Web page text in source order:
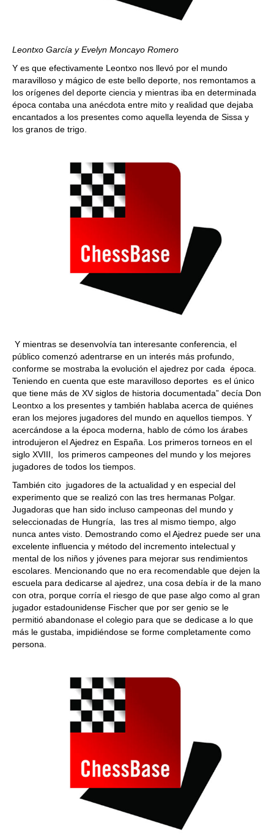
Leontxo García y Evelyn Moncayo Romero
Y es que efectivamente Leontxo nos llevó por el mundo
maravilloso y mágico de este bello deporte, nos remontamos a
los orígenes del deporte ciencia y mientras iba en determinada
época contaba una anécdota entre mito y realidad que dejaba
encantados a los presentes como aquella leyenda de Sissa y
los granos de trigo.
Y mientras se desenvolvía tan interesante conferencia, el
público comenzó adentrarse en un interés más profundo,
conforme se mostraba la evolución el ajedrez por cada época.
Teniendo en cuenta que este maravilloso deportes es el único
que tiene más de XV siglos de historia documentada” decía Don
Leontxo a los presentes y también hablaba acerca de quiénes
eran los mejores jugadores del mundo en aquellos tiempos. Y
acercándose a la época moderna, hablo de cómo los árabes
introdujeron el Ajedrez en España. Los primeros torneos en el
siglo XVIII, los primeros campeones del mundo y los mejores
jugadores de todos los tiempos.
También cito jugadores de la actualidad y en especial del
experimento que se realizó con las tres hermanas Polgar.
Jugadoras que han sido incluso campeonas del mundo y
seleccionadas de Hungría, las tres al mismo tiempo, algo
nunca antes visto. Demostrando como el Ajedrez puede ser una
excelente influencia y método del incremento intelectual y
mental de los niños y jóvenes para mejorar sus rendimientos
escolares. Mencionando que no era recomendable que dejen la
escuela para dedicarse al ajedrez, una cosa debía ir de la mano
con otra, porque corría el riesgo de que pase algo como al gran
jugador estadounidense Fischer que por ser genio se le
permitió abandonase el colegio para que se dedicase a lo que
más le gustaba, impidiéndose se forme completamente como
persona.